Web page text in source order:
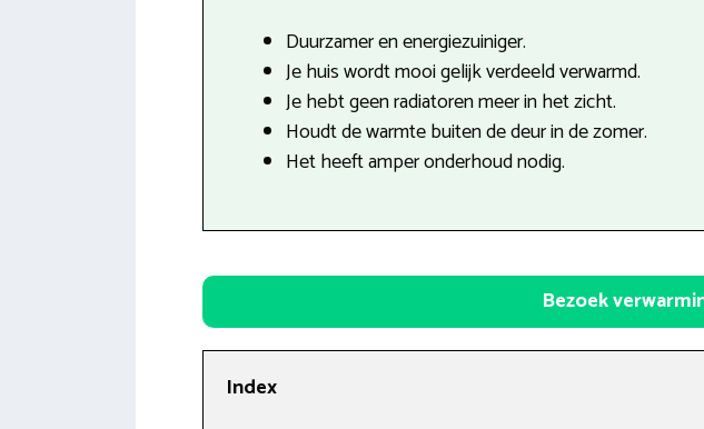
Duurzamer en energiezuiniger.
Je huis wordt mooi gelijk verdeeld verwarmd.
Je hebt geen radiatoren meer in het zicht.
Houdt de warmte buiten de deur in de zomer.
Het heeft amper onderhoud nodig.
Bezoek
Index